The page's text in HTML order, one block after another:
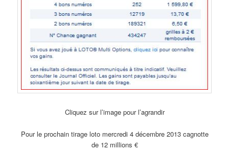
Cliquez sur l’image pour l’agrandir
Pour le prochain tirage loto mercredi 4 décembre 2013 cagnotte
de 12 millions €